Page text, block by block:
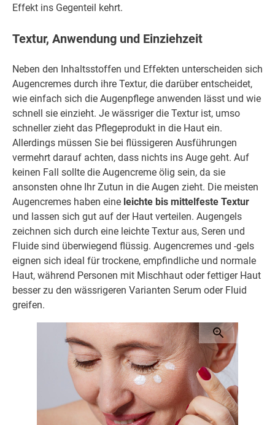
Effekt ins Gegenteil kehrt.
Textur, Anwendung und Einziehzeit
Neben den Inhaltsstoffen und Effekten unterscheiden sich
Augencremes durch ihre Textur, die darüber entscheidet,
wie einfach sich die Augenpflege anwenden lässt und wie
schnell sie einzieht. Je wässriger die Textur ist, umso
schneller zieht das Pflegeprodukt in die Haut ein.
Allerdings müssen Sie bei flüssigeren Ausführungen
vermehrt darauf achten, dass nichts ins Auge geht. Auf
keinen Fall sollte die Augencreme ölig sein, da sie
ansonsten ohne Ihr Zutun in die Augen zieht. Die meisten
Augencremes haben eine leichte bis mittelfeste Textur
und lassen sich gut auf der Haut verteilen. Augengels
zeichnen sich durch eine leichte Textur aus, Seren und
Fluide sind überwiegend flüssig. Augencremes und -gels
eignen sich ideal für trockene, empfindliche und normale
Haut, während Personen mit Mischhaut oder fettiger Haut
besser zu den wässrigeren Varianten Serum oder Fluid
greifen.